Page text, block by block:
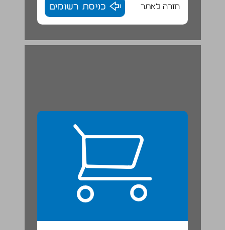
חזרה לאתר כניסת רשומים